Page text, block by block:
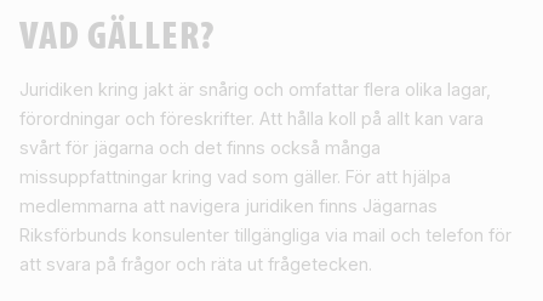
VAD GÄLLER?
Juridiken kring jakt är snårig och omfattar flera olika lagar,
förordningar och föreskrifter. Att hålla koll på allt kan vara
svårt för jägarna och det finns också många
missuppfattningar kring vad som gäller. För att hjälpa
medlemmarna att navigera juridiken finns Jägarnas
Riksförbunds konsulenter tillgängliga via mail och telefon för
att svara på frågor och räta ut frågetecken.